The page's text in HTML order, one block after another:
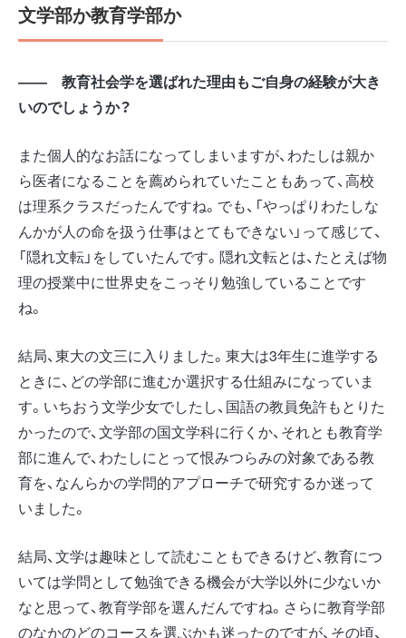
文学部か教育学部か
―― 教育社会学を選ばれた理由もご自身の経験が大き
いのでしょうか？
また個人的なお話になってしまいますが、わたしは親か
ら医者になることを薦められていたこともあって、高校
は理系クラスだったんですね。でも、「やっぱりわたしな
んかが人の命を扱う仕事はとてもできない」って感じて、
「隠れ文転」をしていたんです。隠れ文転とは、たとえば物
理の授業中に世界史をこっそり勉強していることです
ね。
結局、東大の文三に入りました。東大は3年生に進学する
ときに、どの学部に進むか選択する仕組みになっていま
す。いちおう文学少女でしたし、国語の教員免許もとりた
かったので、文学部の国文学科に行くか、それとも教育学
部に進んで、わたしにとって恨みつらみの対象である教
育を、なんらかの学問的アプローチで研究するか迷って
いました。
結局、文学は趣味として読むこともできるけど、教育につ
いては学問として勉強できる機会が大学以外に少ないか
なと思って、教育学部を選んだんですね。さらに教育学部
のなかのどのコースを選ぶかも迷ったのですが、その頃、